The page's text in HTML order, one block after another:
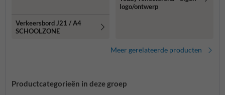
Verkeersbord J21 / A4
SCHOOLZONE
logo/ontwerp
Meer gerelateerde producten
Productcategorieën in deze groep